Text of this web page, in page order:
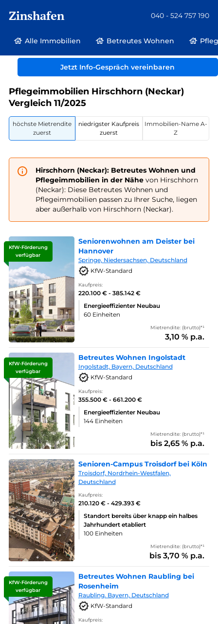
Zinshafen 040 - 524 757 190
Alle Immobilien Betreutes Wohnen
Jetzt Info-Gespräch vereinbaren
Betreutes Wohnen und Pflegeimmobilien Deutschland
Pflegeimmobilien Hirschhorn (Neckar)
Vergleich 11/2025
höchste Mietrendite
zuerst
niedrigster Kaufpreis
zuerst
Immobilien-Name A-
Z
Hirschhorn (Neckar): Betreutes Wohnen und
Pflegeimmobilien in der Nähevon Hirschhorn
(Neckar): Diese Betreutes Wohnen und
Pflegeimmobilien passen zu Ihrer Suche, liegen
aber außerhalb von Hirschhorn (Neckar).
KfW-Förderung
verfügbar
Seniorenwohnen am Deister bei
Hannover
Springe, Niedersachsen, Deutschland
KfW-Standard
Kaufpreis:
220.100 € - 385.142 €
Energieeffizienter Neubau
60 Einheiten
Mietrendite: (brutto)*¹
3,10 % p.a.
KfW-Förderung
verfügbar
Betreutes Wohnen Ingolstadt
Ingolstadt, Bayern, Deutschland
KfW-Standard
Kaufpreis:
355.500 € - 661.200 €
Energieeffizienter Neubau
144 Einheiten
Mietrendite: (brutto)*¹
bis 2,65 % p.a.
Senioren-Campus Troisdorf bei Köln
Troisdorf, Nordrhein-Westfalen,
Deutschland
Kaufpreis:
210.120 € - 429.393 €
Standort bereits über knapp ein halbes
Jahrhundert etabliert
100 Einheiten
Mietrendite: (brutto)*¹
bis 3,70 % p.a.
KfW-Förderung
verfügbar
Betreutes Wohnen Raubling bei
Rosenheim
Raubling. Bayern, Deutschland
KfW-Standard
Kaufpreis: